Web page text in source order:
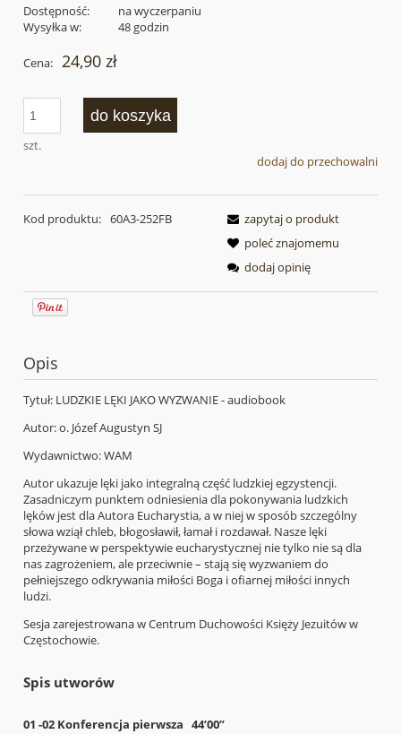
Dostępność:
na wyczerpaniu
Wysyłka w:
48 godzin
Cena: 24,90 zł
szt.
do koszyka
dodaj do przechowalni
Kod produktu: 60A3-252FB
zapytaj o produkt
poleć znajomemu
dodaj opinię
Opis
Tytuł: LUDZKIE LĘKI JAKO WYZWANIE - audiobook
Autor: o. Józef Augustyn SJ
Wydawnictwo: WAM
Autor ukazuje lęki jako integralną część ludzkiej egzystencji.
Zasadniczym punktem odniesienia dla pokonywania ludzkich
lęków jest dla Autora Eucharystia, a w niej w sposób szczególny
słowa wziął chleb, błogosławił, łamał i rozdawał. Nasze lęki
przeżywane w perspektywie eucharystycznej nie tylko nie są dla
nas zagrożeniem, ale przeciwnie – stają się wyzwaniem do
pełniejszego odkrywania miłości Boga i ofiarnej miłości innych
ludzi.
Sesja zarejestrowana w Centrum Duchowości Księży Jezuitów w
Częstochowie.
Spis utworów
01 -02 Konferencja pierwsza 44’00”